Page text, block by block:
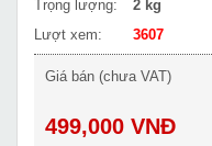
Trọng lượng:
2 kg
Lượt xem:
3607
Giá bán (chưa VAT)
499,000 VNĐ